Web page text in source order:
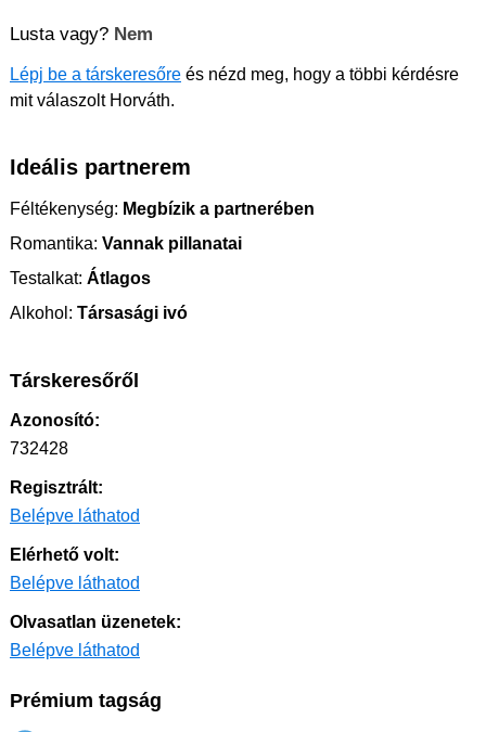
Lusta vagy? Nem
Lépj be a társkeresőre és nézd meg, hogy a többi kérdésre
mit válaszolt Horváth.
Ideális partnerem
Féltékenység: Megbízik a partnerében
Romantika: Vannak pillanatai
Testalkat: Átlagos
Alkohol: Társasági ivó
Társkeresőről
Azonosító:
732428
Regisztrált:
Belépve láthatod
Elérhető volt:
Belépve láthatod
Olvasatlan üzenetek:
Belépve láthatod
Prémium tagság